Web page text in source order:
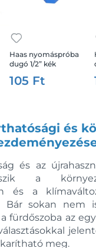
Haas nyomáspróba
dugó 1/2” kék
105 Ft
és
és az
a
és a
Bár sokan nem
fürdőszoba az
meg.